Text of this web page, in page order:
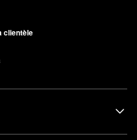
clientèle